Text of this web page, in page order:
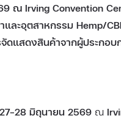
ณ Irving Convention
ละอุตสาหกรรม Hemp/
ดแสดงสินค้าจากผู้ประกอบ
27–28 มิถุนายน 2569 ณ